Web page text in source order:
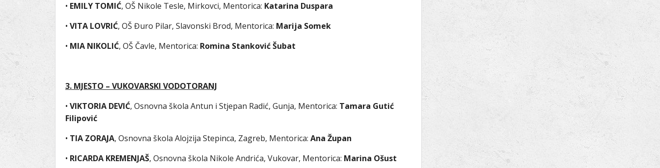
• EMILY TOMIĆ, OŠ Nikole Tesle, Mirkovci, Mentorica: Katarina Duspara
• VITA LOVRIĆ, OŠ Đuro Pilar, Slavonski Brod, Mentorica: Marija Somek
• MIA NIKOLIĆ, OŠ Čavle, Mentorica: Romina Stanković Šubat
3. MJESTO – VUKOVARSKI VODOTORANJ
• VIKTORIA DEVIĆ, Osnovna škola Antun i Stjepan Radić, Gunja, Mentorica: Tamara Gutić
Filipović
• TIA ZORAJA, Osnovna škola Alojzija Stepinca, Zagreb, Mentorica: Ana Župan
• RICARDA KREMENJAŠ, Osnovna škola Nikole Andrića, Vukovar, Mentorica: Marina Ošust